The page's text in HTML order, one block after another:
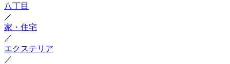
八丁目
／
家・住宅
／
エクステリア
／